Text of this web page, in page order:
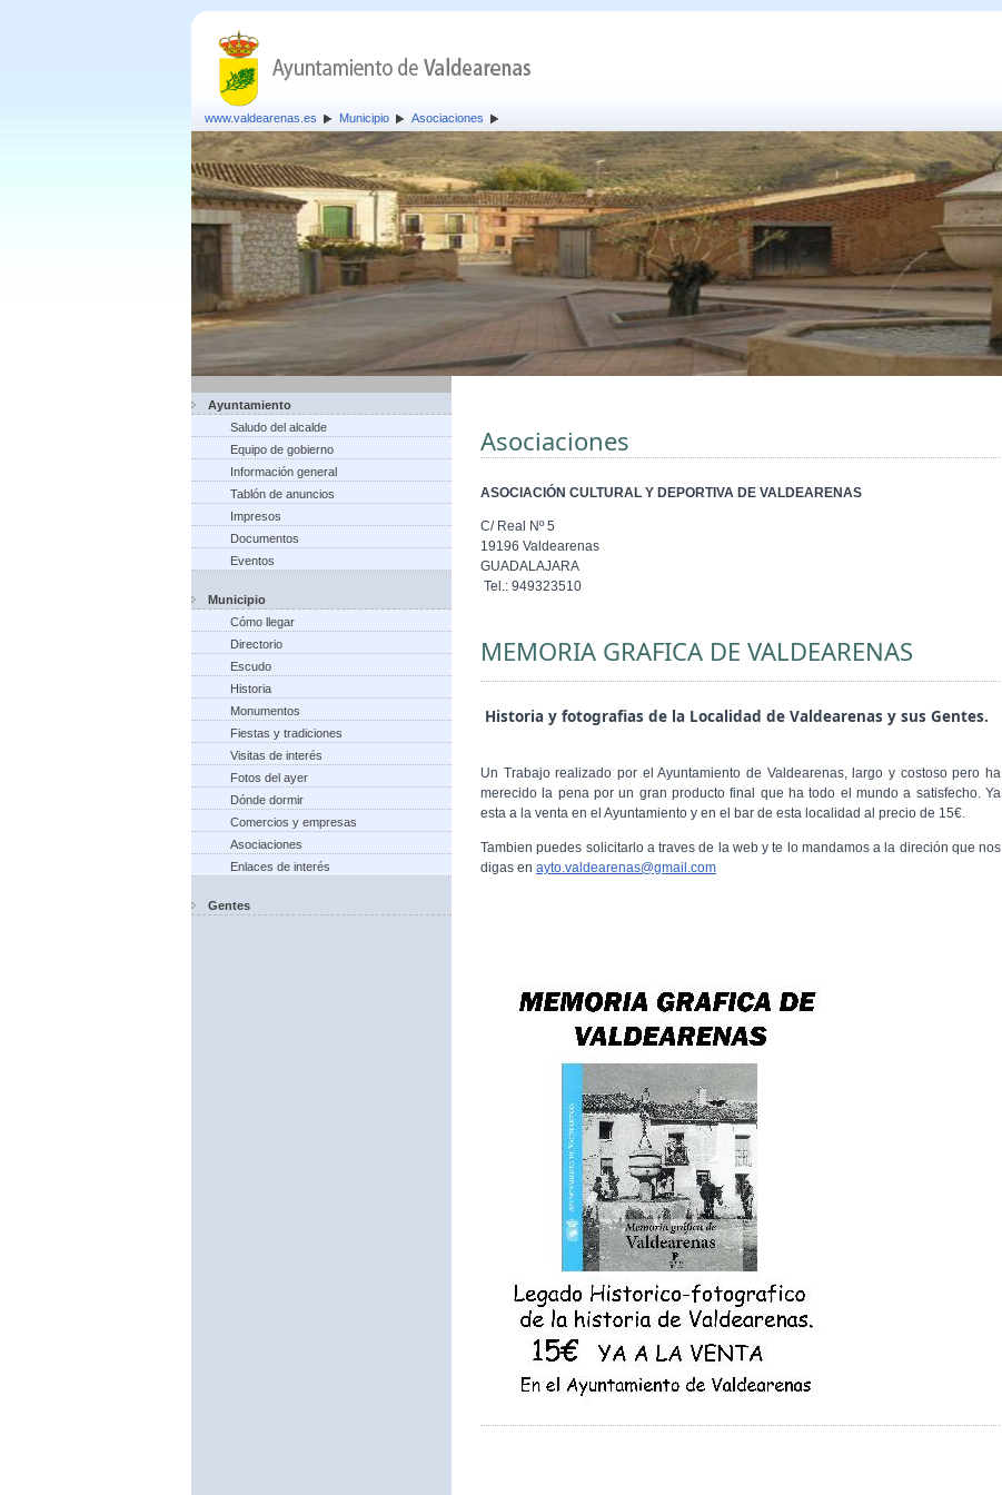
www.valdearenas.es Municipio Asociaciones
Ayuntamiento
Saludo del alcalde
Equipo de gobierno
Información general
Tablón de anuncios
Impresos
Documentos
Eventos
Municipio
Cómo llegar
Directorio
Escudo
Historia
Monumentos
Fiestas y tradiciones
Visitas de interés
Fotos del ayer
Dónde dormir
Comercios y empresas
Asociaciones
Enlaces de interés
Gentes
Asociaciones
ASOCIACIÓN CULTURAL Y DEPORTIVA DE VALDEARENAS
C/ Real Nº 5
19196 Valdearenas
GUADALAJARA
Tel.: 949323510
MEMORIA GRAFICA DE VALDEARENAS
Historia y fotografias de la Localidad de Valdearenas y sus Gentes.
Un Trabajo realizado por el Ayuntamiento de Valdearenas, largo y costoso pero ha
merecido la pena por un gran producto final que ha todo el mundo a satisfecho. Ya
esta a la venta en el Ayuntamiento y en el bar de esta localidad al precio de 15€.
Tambien puedes solicitarlo a traves de la web y te lo mandamos a la direción que nos
digas en ayto.valdearenas@gmail.com